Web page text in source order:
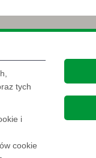
tych
i
cookie